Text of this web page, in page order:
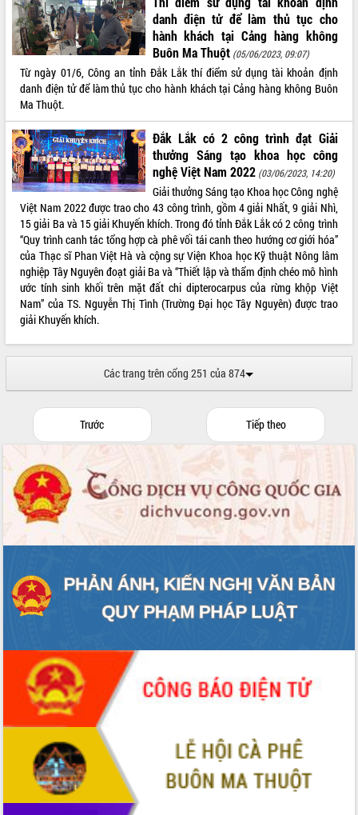
danh điện tử để làm thủ tục cho
hành khách tại Cảng hàng không
Buôn Ma Thuột (05/06/2023, 09:07)
Từ ngày 01/6, Công an tỉnh Đắk Lắk thí điểm sử dụng tài khoản định
danh điện tử để làm thủ tục cho hành khách tại Cảng hàng không Buôn
Ma Thuột.
Đắk Lắk có 2 công trình đạt Giải
thưởng Sáng tạo khoa học công
nghệ Việt Nam 2022 (03/06/2023, 14:20)
Giải thưởng Sáng tạo Khoa học Công nghệ
Việt Nam 2022 được trao cho 43 công trình, gồm 4 giải Nhất, 9 giải Nhì,
15 giải Ba và 15 giải Khuyến khích. Trong đó tỉnh Đắk Lắk có 2 công trình
“Quy trình canh tác tổng hợp cà phê vối tái canh theo hướng cơ giới hóa”
của Thạc sĩ Phan Việt Hà và cộng sự Viện Khoa học Kỹ thuật Nông lâm
nghiệp Tây Nguyên đoạt giải Ba và “Thiết lập và thẩm định chéo mô hình
ước tính sinh khối trên mặt đất chi dipterocarpus của rừng khộp Việt
Nam” của TS. Nguyễn Thị Tình (Trường Đại học Tây Nguyên) được trao
giải Khuyến khích.
Các trang trên cổng 251 của 874
Trước Tiếp theo